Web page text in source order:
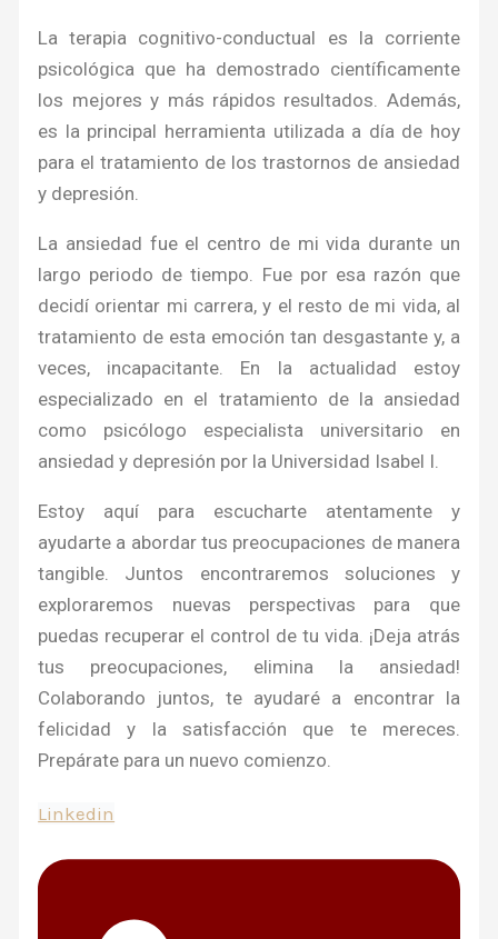
La terapia cognitivo-conductual es la corriente
psicológica que ha demostrado científicamente
los mejores y más rápidos resultados. Además,
es la principal herramienta utilizada a día de hoy
para el tratamiento de los trastornos de ansiedad
y depresión.
La ansiedad fue el centro de mi vida durante un
largo periodo de tiempo. Fue por esa razón que
decidí orientar mi carrera, y el resto de mi vida, al
tratamiento de esta emoción tan desgastante y, a
veces, incapacitante. En la actualidad estoy
especializado en el tratamiento de la ansiedad
como psicólogo especialista universitario en
ansiedad y depresión por la Universidad Isabel I.
Estoy aquí para escucharte atentamente y
ayudarte a abordar tus preocupaciones de manera
tangible. Juntos encontraremos soluciones y
exploraremos nuevas perspectivas para que
puedas recuperar el control de tu vida. ¡Deja atrás
tus preocupaciones, elimina la ansiedad!
Colaborando juntos, te ayudaré a encontrar la
felicidad y la satisfacción que te mereces.
Prepárate para un nuevo comienzo.
Linkedin